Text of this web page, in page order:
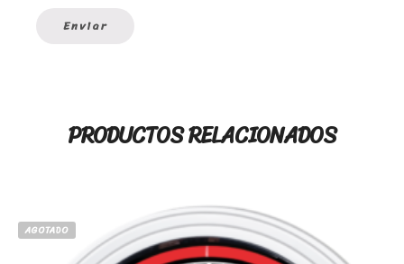
PRODUCTOS RELACIONADOS
AGOTADO